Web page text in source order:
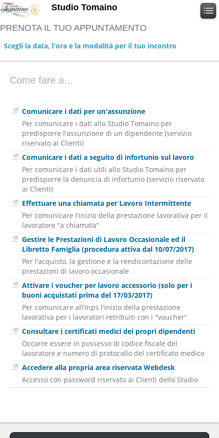
Studio Tomaino
PRENOTA IL TUO APPUNTAMENTO
Scegli la data, l'ora e la modalità per il tuo incontro
Come fare a...
Comunicare i dati per un'assunzione
Per comunicare i dati allo Studio Tomaino per
predisporre l'assunzione di un dipendente (servizio
riservato ai Clienti)
Comunicare i dati a seguito di infortunio sul lavoro
Per comunicare i dati utili allo Studio Tomaino per
predisporre la denuncia di infortunio (servizio riservato
ai Clienti)
Effettuare una chiamata per Lavoro Intermittente
Per comunicare l'inizio della prestazione lavorativa per il
lavoratore "a chiamata"
Gestire le Prestazioni di Lavoro Occasionale ed il
Libretto Famiglia (procedura attiva dal 10/07/2017)
Per l'acquisto, la gestione e la rendicontazione delle
prestazioni di lavoro occasionale
Attivare i voucher per lavoro accessorio (solo per i
buoni acquistati prima del 17/03/2017)
Per comunicare all'Inps l'inizio della prestazione
lavorativa per i lavoratori retribuiti con i "voucher"
Consultare i certificati medici dei propri dipendenti
Occorre essere in possesso di codice fiscale del
lavoratore e numero di protocollo del certificato medico
Accedere alla propria area riservata Webdesk
Accesso con password riservato ai Clienti dello Studio